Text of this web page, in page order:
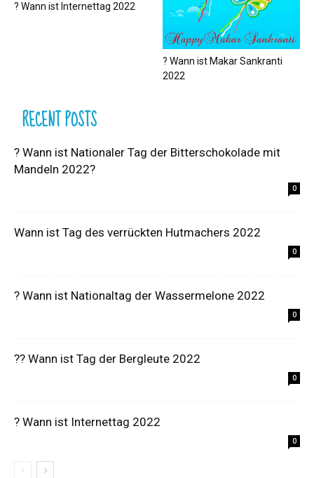
? Wann ist Internettag 2022
? Wann ist Makar Sankranti
2022
RECENT POSTS
? Wann ist Nationaler Tag der Bitterschokolade mit
Mandeln 2022?
0
Wann ist Tag des verrückten Hutmachers 2022
0
? Wann ist Nationaltag der Wassermelone 2022
0
?‍? Wann ist Tag der Bergleute 2022
0
? Wann ist Internettag 2022
0